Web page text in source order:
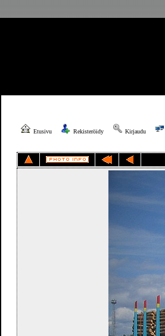
Etusivu Rekisteröidy Kirjaudu